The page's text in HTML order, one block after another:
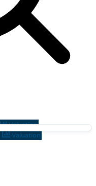
Valuation
Valuation